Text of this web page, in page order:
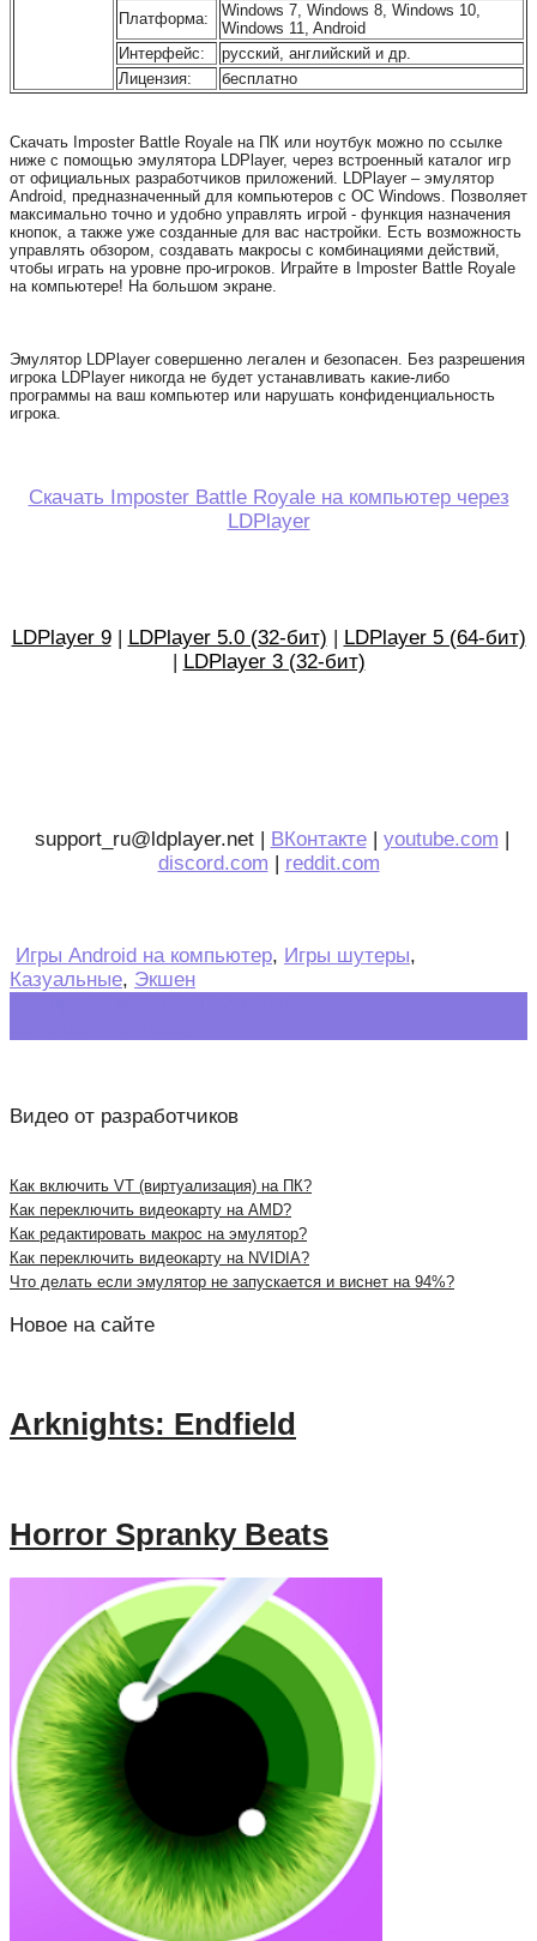
Платформа:
Windows 7, Windows 8, Windows 10,
Windows 11, Android
Интерфейс:
русский, английский и др.
Лицензия:
бесплатно
Скачать Imposter Battle Royale на ПК или ноутбук можно по ссылке
ниже с помощью эмулятора LDPlayer, через встроенный каталог игр
от официальных разработчиков приложений. LDPlayer – эмулятор
Android, предназначенный для компьютеров с ОС Windows. Позволяет
максимально точно и удобно управлять игрой - функция назначения
кнопок, а также уже созданные для вас настройки. Есть возможность
управлять обзором, создавать макросы с комбинациями действий,
чтобы играть на уровне про-игроков. Играйте в Imposter Battle Royale
на компьютере! На большом экране.
Эмулятор LDPlayer совершенно легален и безопасен. Без разрешения
игрока LDPlayer никогда не будет устанавливать какие-либо
программы на ваш компьютер или нарушать конфиденциальность
игрока.
Скачать Imposter Battle Royale на компьютер через
LDPlayer
LDPlayer 9| LDPlayer 5.0 (32-бит)
LDPlayer 5 (64-бит)
LDPlayer 3 (32-бит)
support_ru@ldplayer.net | ВКонтакте| youtube.com
discord.com
reddit.com
Игры Android на компьютер, Игры шутеры,
Казуальные, Экшен
navigation
Видео от разработчиков
Как включить VT (виртуализация) на ПК?
Как переключить видеокарту на AMD?
Как редактировать макрос на эмулятор?
Как переключить видеокарту на NVIDIA?
Что делать если эмулятор не запускается и виснет на 94%?
Новое на сайте
Arknights: Endfield
Horror Spranky Beats